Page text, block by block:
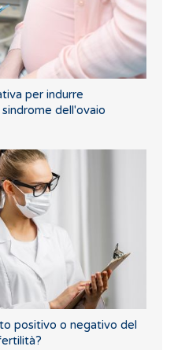
per indurre
dell'ovaio
positivo o negativo del